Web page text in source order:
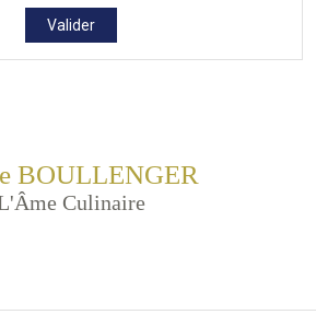
Valider
BOULLENGER
Culinaire